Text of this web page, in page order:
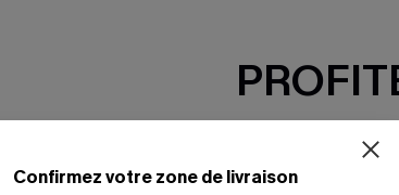
Confirmez votre zone de livraison
-15% dès 2
*Un code par